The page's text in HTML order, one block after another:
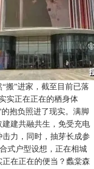
搬”进家，截至目前已落
实正在正在的栖身体
抱负照进了现实。满脚
建共融共生，免受充电
力，同时，抽芽长成参
式户型设想，正在相城
在正在的便当？蠡棠森